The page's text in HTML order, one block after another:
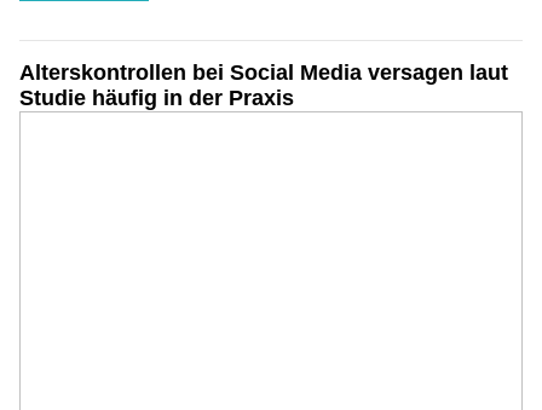
Alterskontrollen bei Social Media versagen laut
Studie häufig in der Praxis